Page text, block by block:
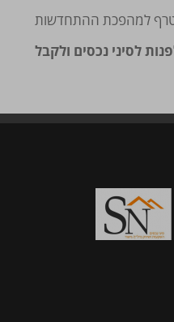
למהפכת ההתחדשות
לסיני נכסים ולקבל